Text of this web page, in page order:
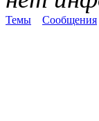
Темы Сообщения